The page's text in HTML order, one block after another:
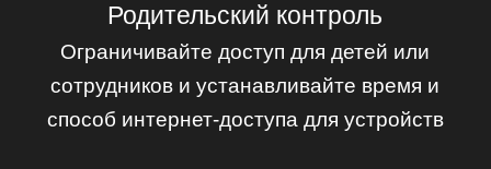
Родительский контроль
Ограничивайте доступ для детей или
сотрудников и устанавливайте время и
способ интернет-доступа для устройств